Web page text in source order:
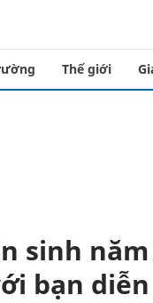
Thế giới
sinh
bạn